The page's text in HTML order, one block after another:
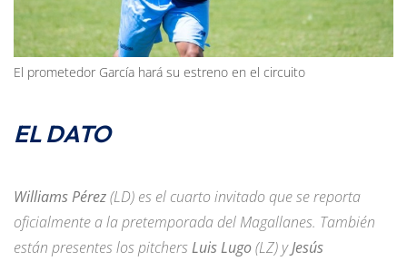
El prometedor García hará su estreno en el circuito
EL DATO
Williams Pérez(LD) es el cuarto invitado que se reporta
oficialmente a la pretemporada del Magallanes. También
están presentes los pitchersLuis Lugo(LZ) yJesús